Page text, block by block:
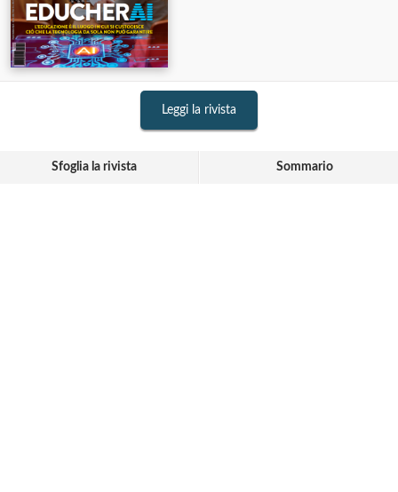
Leggi la rivista
Sfoglia la rivista Sommario